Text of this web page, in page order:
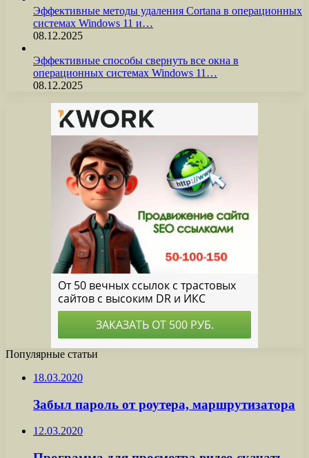
Эффективные методы удаления Cortana в операционных
системах Windows 11 и…
08.12.2025
Эффективные способы свернуть все окна в
операционных системах Windows 11…
08.12.2025
Популярные статьи
18.03.2020
Забыл пароль от роутера, маршрутизатора
12.03.2020